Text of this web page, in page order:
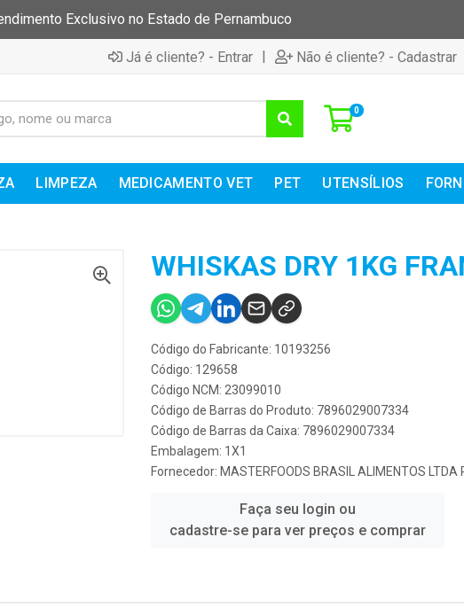
Exclusivo no Estado de Pernambuco
Já é cliente? - Entrar | Não é cliente? - Cadastrar
0
LIMPEZA MEDICAMENTO VET PET UTENSÍLIOS
WHISKAS DRY 1KG
Código do Fabricante: 10193256
Código: 129658
Código NCM: 23099010
Código de Barras do Produto: 7896029007334
Código de Barras da Caixa: 7896029007334
Embalagem: 1X1
Fornecedor: MASTERFOODS BRASIL ALIMENTOS LTDA
Faça seu login ou
cadastre-se para ver preços e comprar